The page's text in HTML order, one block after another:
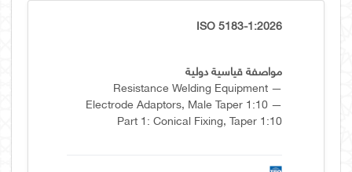
ISO 5183-1:2026
مواصفة قياسية دولية
Resistance Welding Equipment —
Electrode Adaptors, Male Taper 1:10 —
Part 1: Conical Fixing, Taper 1:10